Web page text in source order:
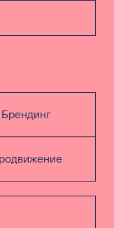
Брендинг